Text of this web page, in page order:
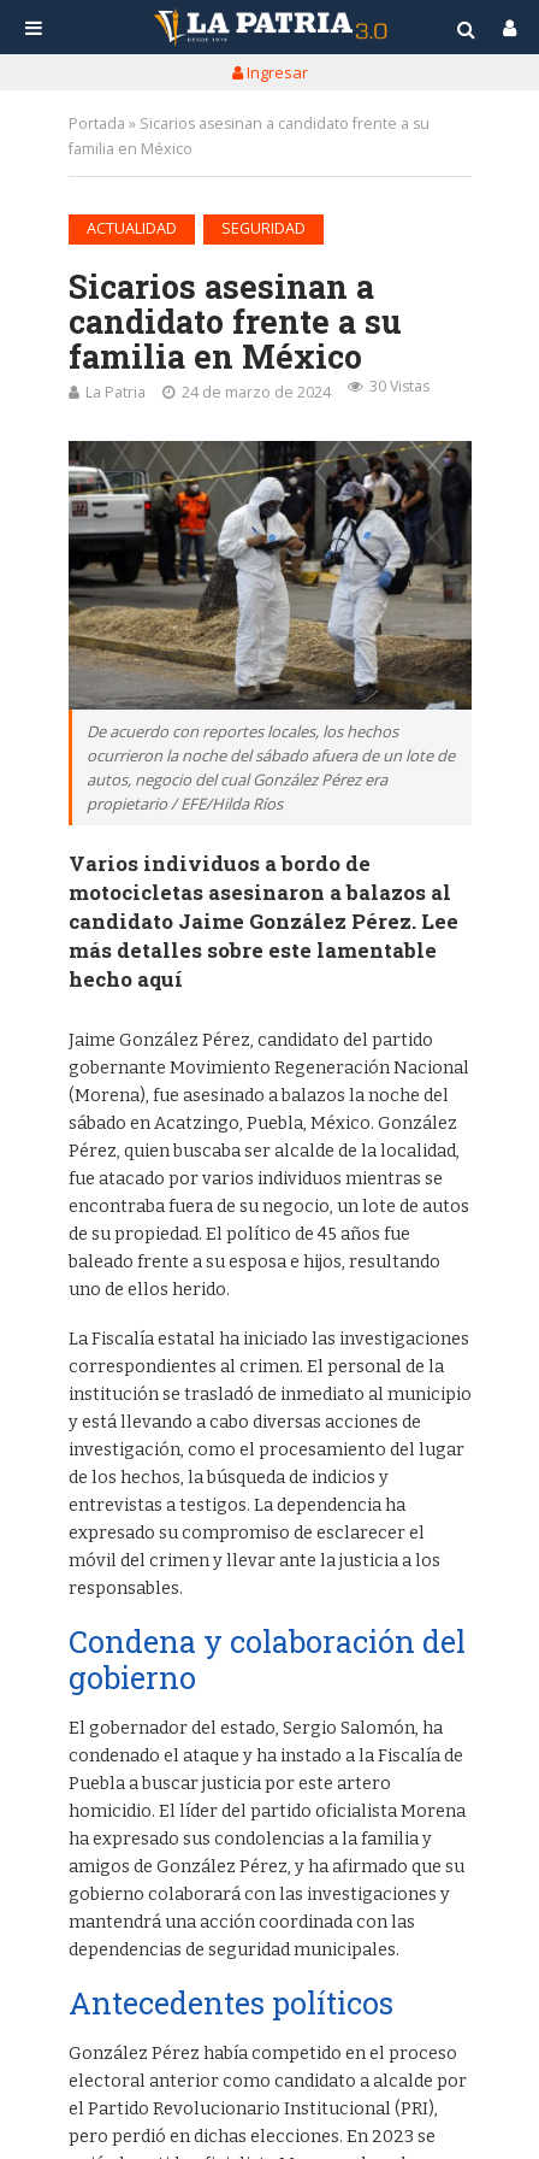
Ingresar
Portada » Sicarios asesinan a candidato frente a su
familia en México
ACTUALIDAD SEGURIDAD
Sicarios asesinan a
candidato frente a su
familia en México
La Patria 24 de marzo de 2024 30 Vistas
De acuerdo con reportes locales, los hechos
ocurrieron la noche del sábado afuera de un lote de
autos, negocio del cual González Pérez era
propietario / EFE/Hilda Ríos
Varios individuos a bordo de
motocicletas asesinaron a balazos al
candidato Jaime González Pérez. Lee
más detalles sobre este lamentable
hecho aquí
Jaime González Pérez, candidato del partido
gobernante Movimiento Regeneración Nacional
(Morena), fue asesinado a balazos la noche del
sábado en Acatzingo, Puebla, México. González
Pérez, quien buscaba ser alcalde de la localidad,
fue atacado por varios individuos mientras se
encontraba fuera de su negocio, un lote de autos
de su propiedad. El político de 45 años fue
baleado frente a su esposa e hijos, resultando
uno de ellos herido.
La Fiscalía estatal ha iniciado las investigaciones
correspondientes al crimen. El personal de la
institución se trasladó de inmediato al municipio
y está llevando a cabo diversas acciones de
investigación, como el procesamiento del lugar
de los hechos, la búsqueda de indicios y
entrevistas a testigos. La dependencia ha
expresado su compromiso de esclarecer el
móvil del crimen y llevar ante la justicia a los
responsables.
Condena y colaboración del
gobierno
El gobernador del estado, Sergio Salomón, ha
condenado el ataque y ha instado a la Fiscalía de
Puebla a buscar justicia por este artero
homicidio. El líder del partido oficialista Morena
ha expresado sus condolencias a la familia y
amigos de González Pérez, y ha afirmado que su
gobierno colaborará con las investigaciones y
mantendrá una acción coordinada con las
dependencias de seguridad municipales.
Antecedentes políticos
González Pérez había competido en el proceso
electoral anterior como candidato a alcalde por
el Partido Revolucionario Institucional (PRI),
pero perdió en dichas elecciones. En 2023 se